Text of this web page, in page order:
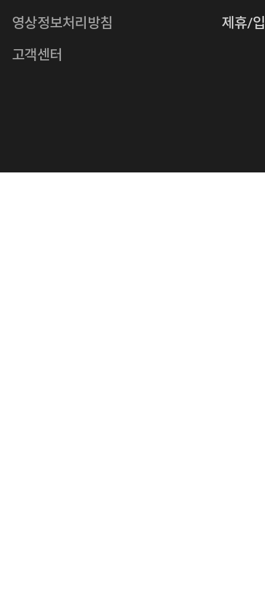
주소 서울특별시 중구 다산로14길 12 (신당
호스팅사업자
영상정보처리방침
고객센터
제휴/